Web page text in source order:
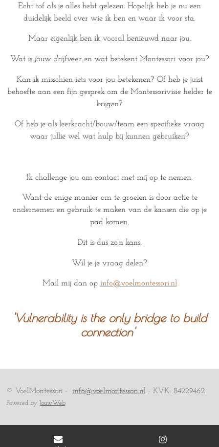
Echt tof als je alles hebt gelezen. Hopelijk heb je nu een
duidelijk beeld over wie ik ben en waar ik voor sta.
Maar eigenlijk ben ik vooral benieuwd naar jou.
Wat is jouw drijfveeren wat betekent Montessori voor jou?
Kan ik misschien iets voor jou betekenen? Of heb je juist
behoefte aan een fijn gesprek om de Montessorivisie helder te
krijgen?
Of heb je als leerkracht/bouw/team een specifieke vraag
waar jullie wel wat hulp bij kunnen gebruiken?
Ik challenge jou om contact met mij op te nemen.
Want de enige manier om te groeien is door actie te
ondernemen en gebruik te maken van de kansen die op je
pad komen.
Dit is dus zo’n kans.
Wil je je vraag delen?
Mail mij dan op info@voelmontessori.nl
'Vulnerability is the only bridge to build
connection'
© VoelMontessori - info@voelmontessori.nl- KVK: 84229462
Powered by JouwWeb